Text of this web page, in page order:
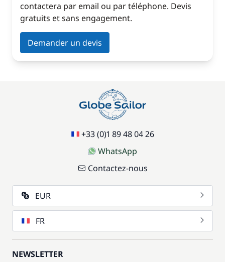
contactera par email ou par téléphone. Devis
gratuits et sans engagement.
Demander un devis
+33 (0)1 89 48 04 26
WhatsApp
Contactez-nous
EUR
FR
NEWSLETTER